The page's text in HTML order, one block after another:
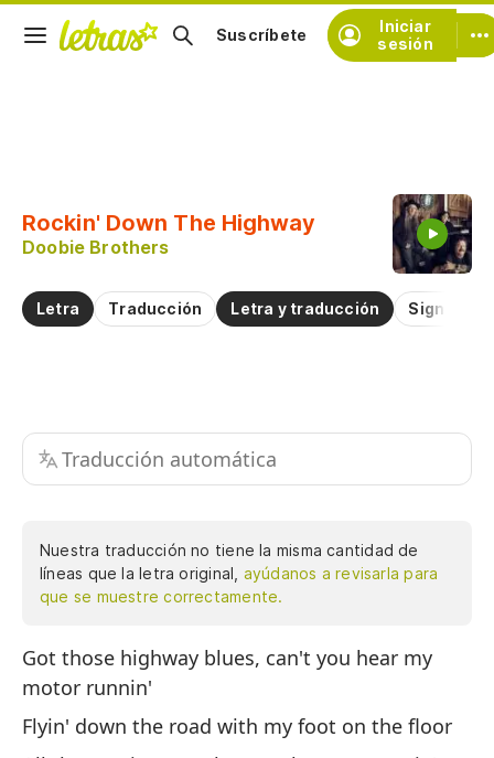
Iniciar
sesión
Suscríbete
Rockin' Down The Highway
Doobie Brothers
Letra Traducción Letra y traducción
Traducción automática
Nuestra traducción no tiene la misma cantidad de
líneas que la letra original, ayúdanos a revisarla para
que se muestre correctamente.
Got those highway blues, can't you hear my
motor runnin'
Flyin' down the road with my foot on the floor
Practicar la pronunciación de